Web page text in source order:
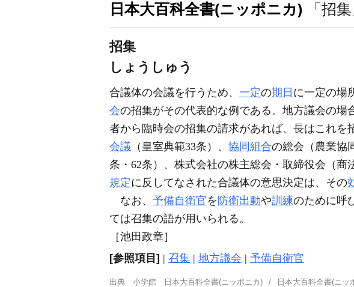
日本大百科全書(ニッポニカ) 「招
招集
しょうしゅう
合議体の会議を行うため、 一定の期日 に一定の場
会の招集がその代表的な例である。地方議会の場
者から臨時会の招集の請求があれば、長はこれを
会議 （皇室典範33条）、 協同組合の総会（農業協
条・62条）、株式会社の株主総会・取締役会（商
規定に反してなされた合議体の意思決定は、その
なお、 予備自衛官を 防衛出動や訓練のために呼
ては召集の語が用いられる。
［池田政章］
[参照項目] | 召集 | 地方議会 | 予備自衛官
出典 小学館 日本大百科全書(ニッポニカ) 日本大百科全書(ニ